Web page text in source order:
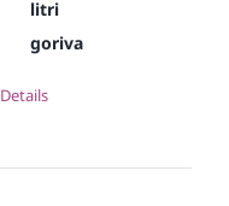
litri
goriva
Details